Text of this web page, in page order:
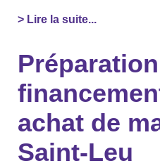
> Lire la suite...
achat de
Saint-Leu